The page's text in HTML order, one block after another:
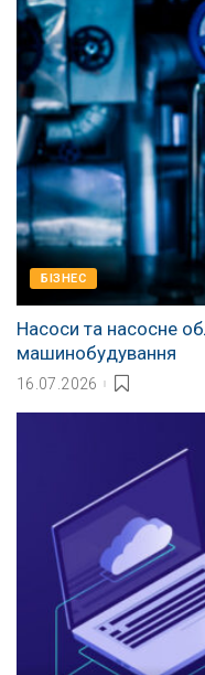
БІЗНЕС
Насоси та насосне
машинобудування
16.07.2026